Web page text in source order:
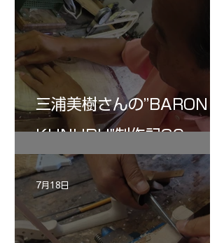
三浦美樹さんの”BARON・
KUNUPU"制作記30
7月18日